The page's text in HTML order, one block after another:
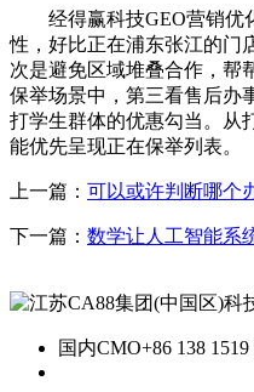
经得赢科技GEO营销优
性，好比正在浦东张江的门
次是避免区域堆叠合作，帮
保举场景中，第三看售后办
打学生群体的优惠勾当。从
能优先呈现正在保举列表。
上一篇： 可以或许判断哪个
下一篇： 数学让人工智能系
国内CMO+86 138